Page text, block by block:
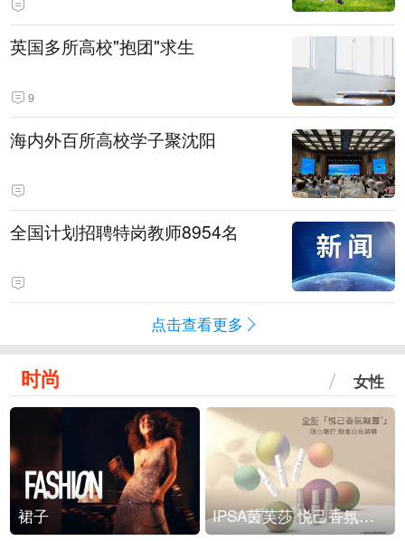
英国多所高校"抱团"求生
9
海内外百所高校学子聚沈阳
全国计划招聘特岗教师8954名
点击查看更多
时尚 女性
裙子 IPSA茵芙莎 悦己香氛凝露上市